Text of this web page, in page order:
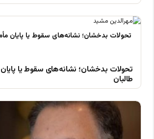
تحولات بدخشان؛ نشانه‌های سقوط یا
طالبان